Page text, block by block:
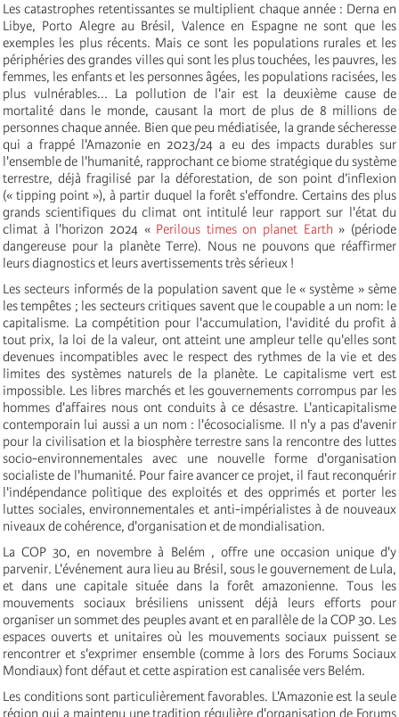
Les catastrophes retentissantes se multiplient chaque année : Derna en
Libye, Porto Alegre au Brésil, Valence en Espagne ne sont que les
exemples les plus récents. Mais ce sont les populations rurales et les
périphéries des grandes villes qui sont les plus touchées, les pauvres, les
femmes, les enfants et les personnes âgées, les populations racisées, les
plus vulnérables... La pollution de l'air est la deuxième cause de
mortalité dans le monde, causant la mort de plus de 8 millions de
personnes chaque année. Bien que peu médiatisée, la grande sécheresse
qui a frappé l'Amazonie en 2023/24 a eu des impacts durables sur
l'ensemble de l'humanité, rapprochant ce biome stratégique du système
terrestre, déjà fragilisé par la déforestation, de son point d’inflexion
(« tipping point »), à partir duquel la forêt s'effondre. Certains des plus
grands scientifiques du climat ont intitulé leur rapport sur l'état du
climat à l'horizon 2024 « Perilous times on planet Earth » (période
dangereuse pour la planète Terre). Nous ne pouvons que réaffirmer
leurs diagnostics et leurs avertissements très sérieux !
Les secteurs informés de la population savent que le « système » sème
les tempêtes ; les secteurs critiques savent que le coupable a un nom: le
capitalisme. La compétition pour l'accumulation, l'avidité du profit à
tout prix, la loi de la valeur, ont atteint une ampleur telle qu'elles sont
devenues incompatibles avec le respect des rythmes de la vie et des
limites des systèmes naturels de la planète. Le capitalisme vert est
impossible. Les libres marchés et les gouvernements corrompus par les
hommes d'affaires nous ont conduits à ce désastre. L'anticapitalisme
contemporain lui aussi a un nom : l'écosocialisme. Il n'y a pas d'avenir
pour la civilisation et la biosphère terrestre sans la rencontre des luttes
socio-environnementales avec une nouvelle forme d'organisation
socialiste de l'humanité. Pour faire avancer ce projet, il faut reconquérir
l'indépendance politique des exploités et des opprimés et porter les
luttes sociales, environnementales et anti-impérialistes à de nouveaux
niveaux de cohérence, d'organisation et de mondialisation.
La COP 30, en novembre à Belém , offre une occasion unique d'y
parvenir. L'événement aura lieu au Brésil, sous le gouvernement de Lula,
et dans une capitale située dans la forêt amazonienne. Tous les
mouvements sociaux brésiliens unissent déjà leurs efforts pour
organiser un sommet des peuples avant et en parallèle de la COP 30. Les
espaces ouverts et unitaires où les mouvements sociaux puissent se
rencontrer et s'exprimer ensemble (comme à lors des Forums Sociaux
Mondiaux) font défaut et cette aspiration est canalisée vers Belém.
Les conditions sont particulièrement favorables. L'Amazonie est la seule
région qui a maintenu une tradition régulière d'organisation de Forums